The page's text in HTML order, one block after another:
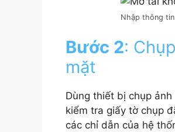
Nhập thông tin
Bước 2:
mặt
Dùng thiết bị chụp
kiểm tra giấy tờ chụp
các chỉ dẫn của hệ